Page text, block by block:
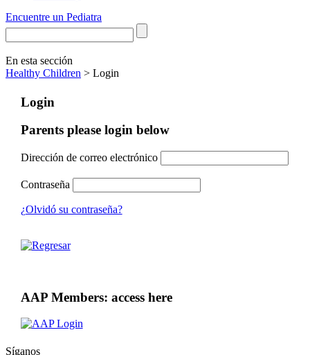
Encuentre un Pediatra
En esta sección
Healthy Children > Login
Login
Parents please login below
Dirección de correo electrónico
Contraseña
¿Olvidó su contraseña?
AAP Members: access here
Síganos